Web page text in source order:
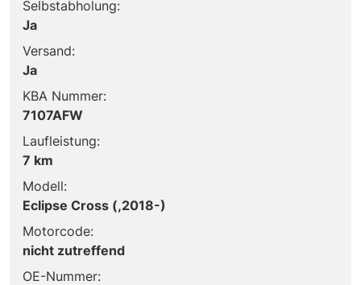
Selbstabholung:
Ja
Versand:
Ja
KBA Nummer:
7107AFW
Laufleistung:
7 km
Modell:
Eclipse Cross (,2018-)
Motorcode:
nicht zutreffend
OE-Nummer: